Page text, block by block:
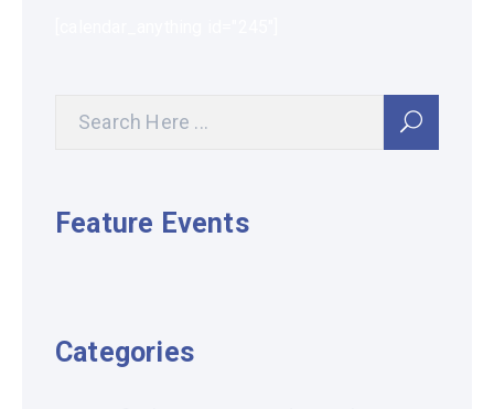
Feature Events
Categories